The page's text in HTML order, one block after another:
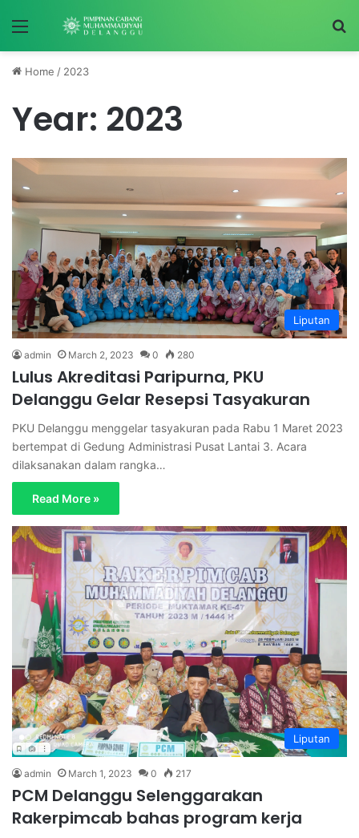
Home / 2023
Year: 2023
Liputan
admin March 2, 2023 0 280
Lulus Akreditasi Paripurna, PKU
Delanggu Gelar Resepsi Tasyakuran
PKU Delanggu menggelar tasyakuran pada Rabu 1 Maret 2023
bertempat di Gedung Administrasi Pusat Lantai 3. Acara
dilaksanakan dalam rangka…
Read More »
Liputan
admin March 1, 2023 0 217
PCM Delanggu Selenggarakan
Rakerpimcab bahas program kerja